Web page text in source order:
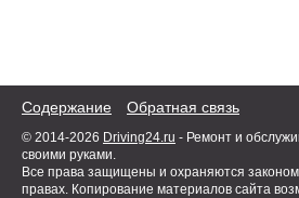
Содержание Обратная связь
© 2014-2026 Driving24.ru - Ремонт и
своими руками.
Все права защищены и охраняются
правах. Копирование материалов сайта